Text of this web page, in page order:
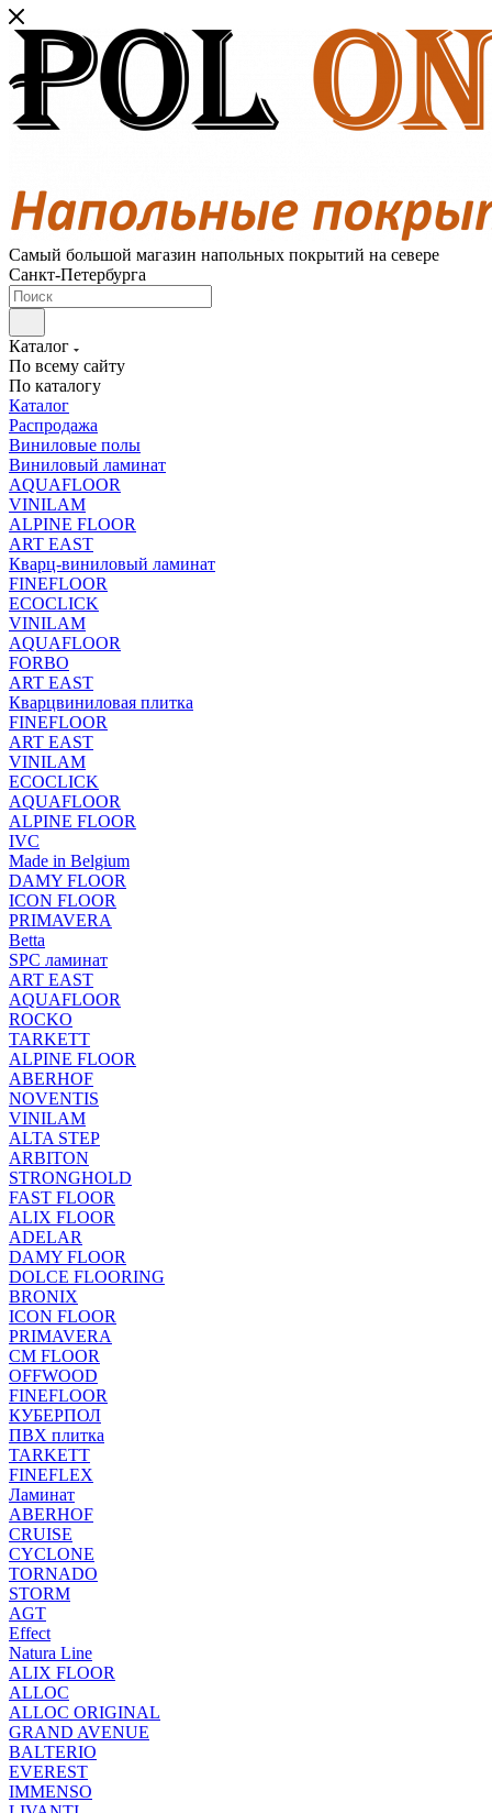
Самый большой магазин напольных покрытий на севере
Санкт-Петербурга
Каталог
По всему сайту
По каталогу
Каталог
Распродажа
Виниловые полы
Виниловый ламинат
AQUAFLOOR
VINILAM
ALPINE FLOOR
ART EAST
Кварц-виниловый ламинат
FINEFLOOR
ECOCLICK
VINILAM
AQUAFLOOR
FORBO
ART EAST
Кварцвиниловая плитка
FINEFLOOR
ART EAST
VINILAM
ECOCLICK
AQUAFLOOR
ALPINE FLOOR
IVC
Made in Belgium
DAMY FLOOR
ICON FLOOR
PRIMAVERA
Betta
SPC ламинат
ART EAST
AQUAFLOOR
ROCKO
TARKETT
ALPINE FLOOR
ABERHOF
NOVENTIS
VINILAM
ALTA STEP
ARBITON
STRONGHOLD
FAST FLOOR
ALIX FLOOR
ADELAR
DAMY FLOOR
DOLCE FLOORING
BRONIX
ICON FLOOR
PRIMAVERA
CM FLOOR
OFFWOOD
FINEFLOOR
КУБЕРПОЛ
ПВХ плитка
TARKETT
FINEFLEX
Ламинат
ABERHOF
CRUISE
CYCLONE
TORNADO
STORM
AGT
Effect
Natura Line
ALIX FLOOR
ALLOC
ALLOC ORIGINAL
GRAND AVENUE
BALTERIO
EVEREST
IMMENSO